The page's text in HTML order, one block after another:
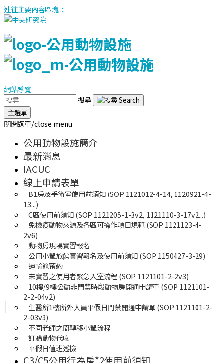
連往主要內容區塊:::
網站導覽
搜尋
主選單
關閉選單/close menu
公用動物設施簡介
最新消息
IACUC
線上申請表單
B1房及手術室使用前須知 (SOP 1121012-4-14, 1120921-4-
13...)
C區使用前須知 (SOP 1121205-1-3v2, 1121110-3-17v2...)
免檢疫動物來源及各區可操作項目規範 (SOP 1121123-4-
2v6)
動物房現場實習報名
公用小鼠旅館實習報名及使用前須知 (SOP 1150427-3-29)
運輸籠預約
未實習之使用者緊急入室流程 (SOP 1121101-2-2v3)
10樓/9樓公動非門禁時段動物房開通申請單 (SOP 1121101-
2-2-04v2)
生醫所1樓所外人員平假日門禁開通申請單 (SOP 1121101-2-
2-03v3)
不同老師之間轉移小鼠流程
訂購動物代收
平假日值班巡檢
C3/C5公用行為房*2使用前須知